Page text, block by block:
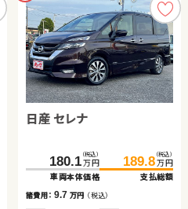
日産 セレナ
180.1 （税込）
万円
車両本体価格
189.8 （税込）
万円
支払総額
諸費用：9.7 万円 （税込）